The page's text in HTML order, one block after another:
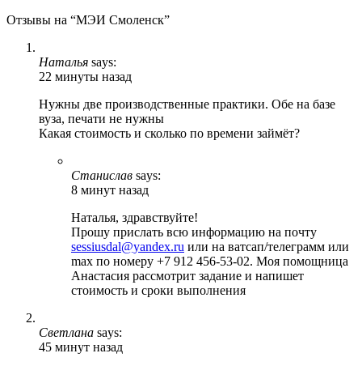
Отзывы на “МЭИ Смоленск”
Наталья says:
22 минуты назад
Нужны две производственные практики. Обе на базе
вуза, печати не нужны
Какая стоимость и сколько по времени займёт?
Станислав says:
8 минут назад
Наталья, здравствуйте!
Прошу прислать всю информацию на почту
sessiusdal@yandex.ru или на ватсап/телеграмм или
max по номеру +7 912 456-53-02. Моя помощница
Анастасия рассмотрит задание и напишет
стоимость и сроки выполнения
Светлана says:
45 минут назад